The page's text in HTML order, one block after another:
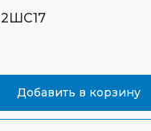
2ШС17
Добавить в корзину